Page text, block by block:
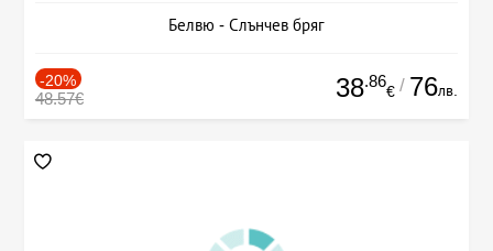
Белвю - Слънчев бряг
-20%
48.57€ 38.86
€ / 76лв.